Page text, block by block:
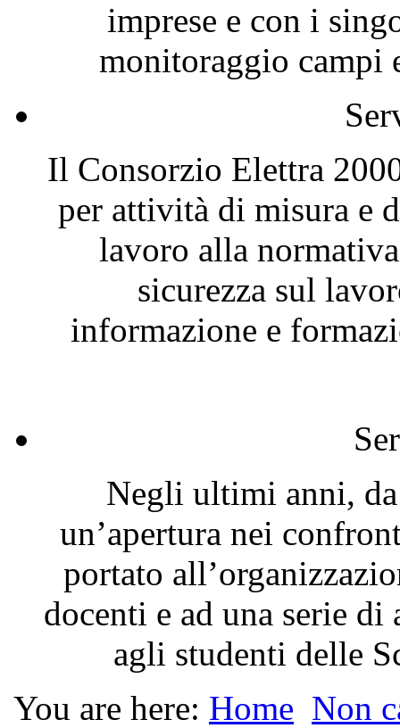
imprese e con i
monitoraggio campi
Il Consorzio Elettra
per attività di misura e
lavoro alla
sicurezza sul
informazione e
Negli ultimi anni, da
un’apertura nei
portato
docenti e ad una serie
agli studenti delle
You are here: Home Non